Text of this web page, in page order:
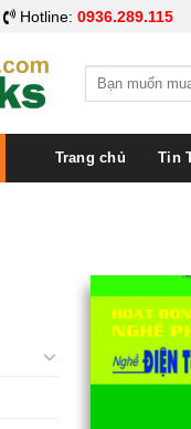
Hotline: 0936.289.115
Search
Trang chủ Tin